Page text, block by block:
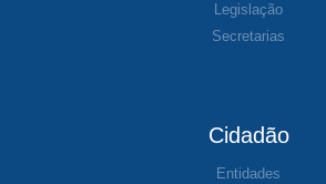
Legislação
Secretarias
Cidadão
Entidades